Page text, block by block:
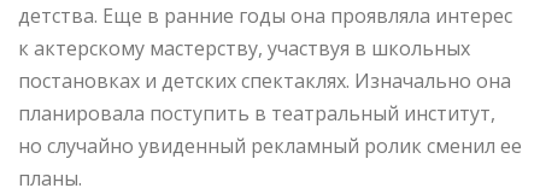
детства. Еще в ранние годы она проявляла интерес
к актерскому мастерству, участвуя в школьных
постановках и детских спектаклях. Изначально она
планировала поступить в театральный институт,
но случайно увиденный рекламный ролик сменил ее
планы.